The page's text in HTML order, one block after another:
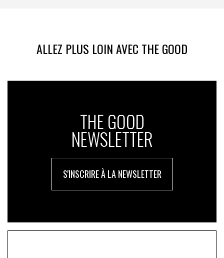
ALLEZ PLUS LOIN AVEC THE GOOD
THE GOOD
NEWSLETTER
S'INSCRIRE À LA NEWSLETTER